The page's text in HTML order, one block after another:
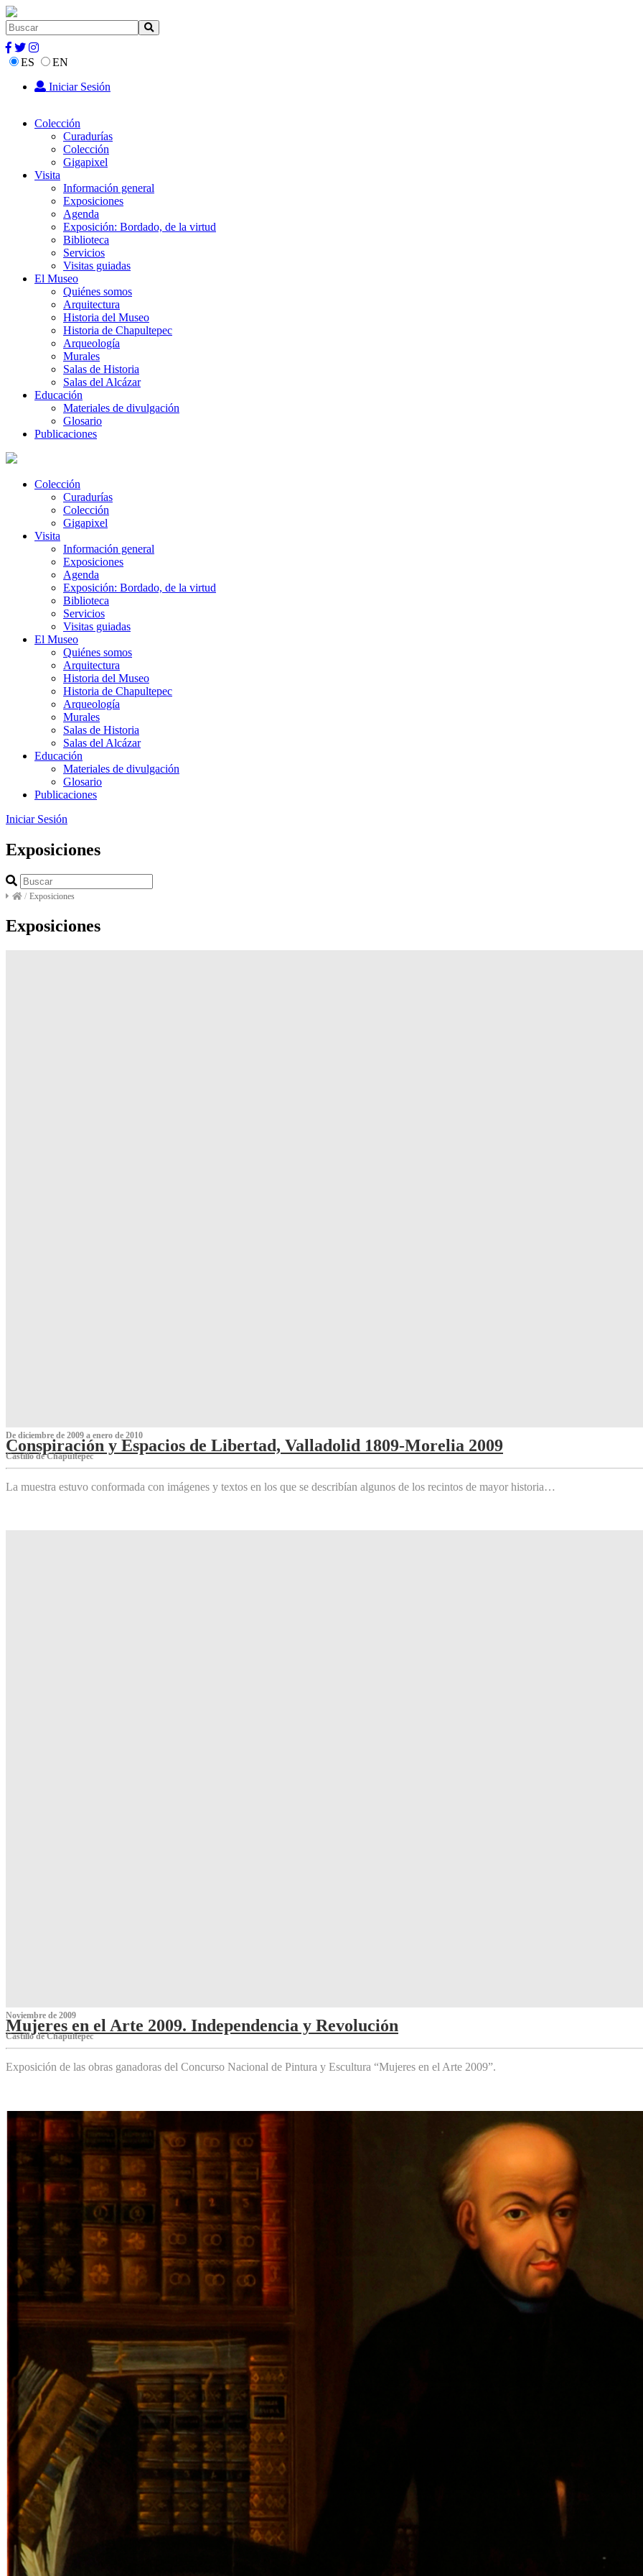
ES
EN
Iniciar Sesión
Colección
Curadurías
Colección
Gigapixel
Visita
Información general
Exposiciones
Agenda
Exposición: Bordado, de la virtud
Biblioteca
Servicios
Visitas guiadas
El Museo
Quiénes somos
Arquitectura
Historia del Museo
Historia de Chapultepec
Arqueología
Murales
Salas de Historia
Salas del Alcázar
Educación
Materiales de divulgación
Glosario
Publicaciones
Colección
Curadurías
Colección
Gigapixel
Visita
Información general
Exposiciones
Agenda
Exposición: Bordado, de la virtud
Biblioteca
Servicios
Visitas guiadas
El Museo
Quiénes somos
Arquitectura
Historia del Museo
Historia de Chapultepec
Arqueología
Murales
Salas de Historia
Salas del Alcázar
Educación
Materiales de divulgación
Glosario
Publicaciones
Iniciar Sesión
Exposiciones
/ Exposiciones
Exposiciones
De diciembre de 2009 a enero de 2010
Conspiración y Espacios de Libertad, Valladolid 1809-Morelia 2009
Castillo de Chapultepec
La muestra estuvo conformada con imágenes y textos en los que se describían algunos de los recintos de mayor historia…
Noviembre de 2009
Mujeres en el Arte 2009. Independencia y Revolución
Castillo de Chapultepec
Exposición de las obras ganadoras del Concurso Nacional de Pintura y Escultura “Mujeres en el Arte 2009”.